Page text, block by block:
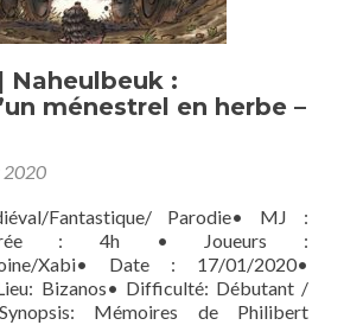
Naheulbeuk :
ménestrel en herbe –
2020
Fantastique/ Parodie• MJ :
: 4h • Joueurs :
Xabi• Date : 17/01/2020•
Bizanos• Difficulté: Débutant /
Mémoires de Philibert